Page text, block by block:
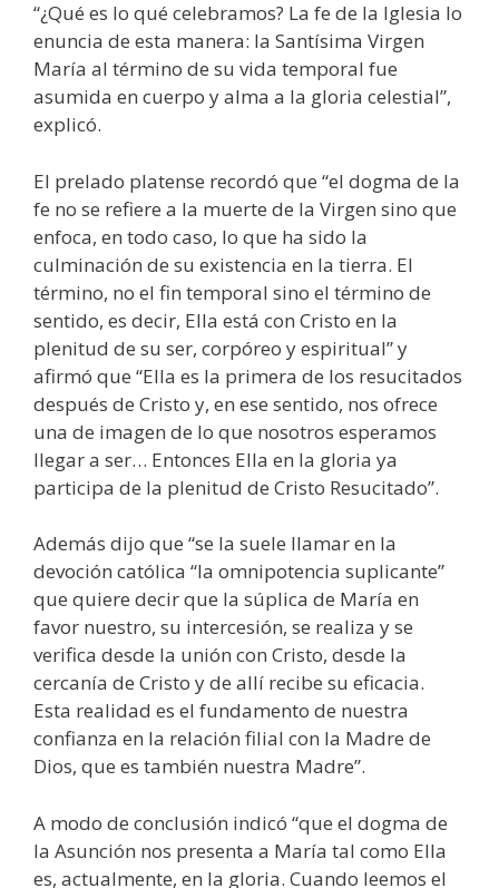
“¿Qué es lo qué celebramos? La fe de la Iglesia lo
enuncia de esta manera: la Santísima Virgen
María al término de su vida temporal fue
asumida en cuerpo y alma a la gloria celestial”,
explicó.
El prelado platense recordó que “el dogma de la
fe no se refiere a la muerte de la Virgen sino que
enfoca, en todo caso, lo que ha sido la
culminación de su existencia en la tierra. El
término, no el fin temporal sino el término de
sentido, es decir, Ella está con Cristo en la
plenitud de su ser, corpóreo y espiritual” y
afirmó que “Ella es la primera de los resucitados
después de Cristo y, en ese sentido, nos ofrece
una de imagen de lo que nosotros esperamos
llegar a ser… Entonces Ella en la gloria ya
participa de la plenitud de Cristo Resucitado”.
Además dijo que “se la suele llamar en la
devoción católica “la omnipotencia suplicante”
que quiere decir que la súplica de María en
favor nuestro, su intercesión, se realiza y se
verifica desde la unión con Cristo, desde la
cercanía de Cristo y de allí recibe su eficacia.
Esta realidad es el fundamento de nuestra
confianza en la relación filial con la Madre de
Dios, que es también nuestra Madre”.
A modo de conclusión indicó “que el dogma de
la Asunción nos presenta a María tal como Ella
es, actualmente, en la gloria. Cuando leemos el